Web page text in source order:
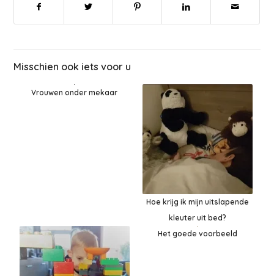
Misschien ook iets voor u
Vrouwen onder mekaar
Hoe krijg ik mijn uitslapende
kleuter uit bed?
Het goede voorbeeld